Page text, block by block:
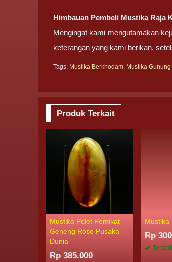
Himbauan Pembeli Mustika Raja
Mengingat kami mengutamakan
keterangan yang kami berikan,
Tags: Mustika Berkhodam, Mustika
Produk Terkait
Mustika Pelet Pemikat
Geneng Roso Pusaka
Dunia
Rp 385.000
Mustika
Rp